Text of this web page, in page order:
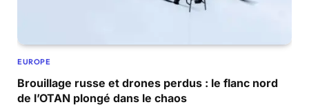
EUROPE
Brouillage russe et drones perdus : le flanc nord
de l’OTAN plongé dans le chaos